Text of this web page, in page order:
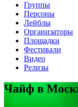
Группы
Персоны
Лейблы
Организаторы
Площадки
Фестивали
Видео
Релизы
Чайф в